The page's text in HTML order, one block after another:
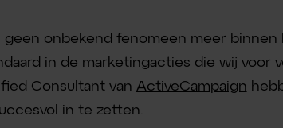
geen onbekend fenomeen meer
in de marketingacties die wij voor
Consultant van ActiveCampaign
in te zetten.